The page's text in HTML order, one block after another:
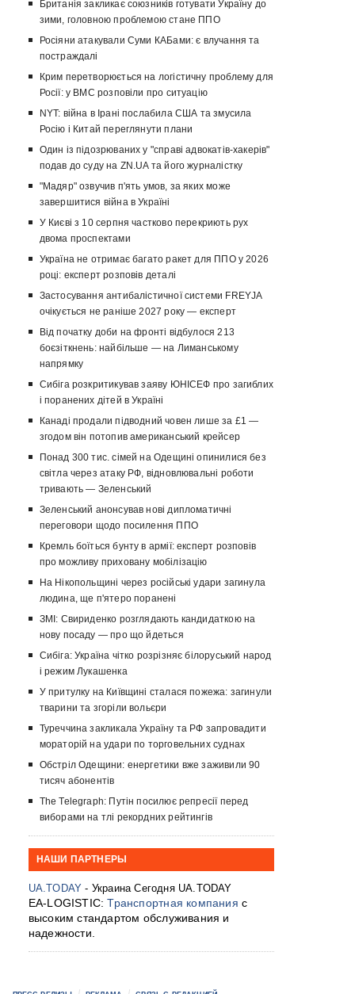
Британія закликає союзників готувати Україну до
зими, головною проблемою стане ППО
Росіяни атакували Суми КАБами: є влучання та
постраждалі
Крим перетворюється на логістичну проблему для
Росії: у ВМС розповіли про ситуацію
NYT: війна в Ірані послабила США та змусила
Росію і Китай переглянути плани
Один із підозрюваних у "справі адвокатів-хакерів"
подав до суду на ZN.UA та його журналістку
"Мадяр" озвучив п'ять умов, за яких може
завершитися війна в Україні
У Києві з 10 серпня частково перекриють рух
двома проспектами
Україна не отримає багато ракет для ППО у 2026
році: експерт розповів деталі
Застосування антибалістичної системи FREYJA
очікується не раніше 2027 року — експерт
Від початку доби на фронті відбулося 213
боєзіткнень: найбільше — на Лиманському
напрямку
Сибіга розкритикував заяву ЮНІСЕФ про загиблих
і поранених дітей в Україні
Канаді продали підводний човен лише за £1 —
згодом він потопив американський крейсер
Понад 300 тис. сімей на Одещині опинилися без
світла через атаку РФ, відновлювальні роботи
тривають — Зеленський
Зеленський анонсував нові дипломатичні
переговори щодо посилення ППО
Кремль боїться бунту в армії: експерт розповів
про можливу приховану мобілізацію
На Нікопольщині через російські удари загинула
людина, ще п'ятеро поранені
ЗМІ: Свириденко розглядають кандидаткою на
нову посаду — про що йдеться
Сибіга: Україна чітко розрізняє білоруський народ
і режим Лукашенка
У притулку на Київщині сталася пожежа: загинули
тварини та згоріли вольєри
Туреччина закликала Україну та РФ запровадити
мораторій на удари по торговельних суднах
Обстріл Одещини: енергетики вже заживили 90
тисяч абонентів
The Telegraph: Путін посилює репресії перед
виборами на тлі рекордних рейтингів
НАШИ ПАРТНЕРЫ
UA.TODAY - Украина Сегодня UA.TODAY
EA-LOGISTIC:Транспортная компания с
высоким стандартом обслуживания и
надежности.